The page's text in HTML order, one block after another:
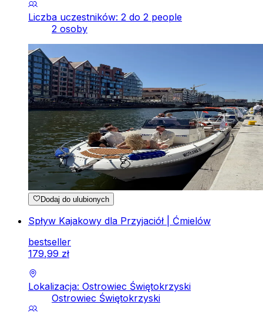
Liczba uczestników: 2 do 2 people
2 osoby
Dodaj do ulubionych
Spływ Kajakowy dla Przyjaciół | Ćmielów
bestseller
179,99 zł
Lokalizacja: Ostrowiec Świętokrzyski
Ostrowiec Świętokrzyski